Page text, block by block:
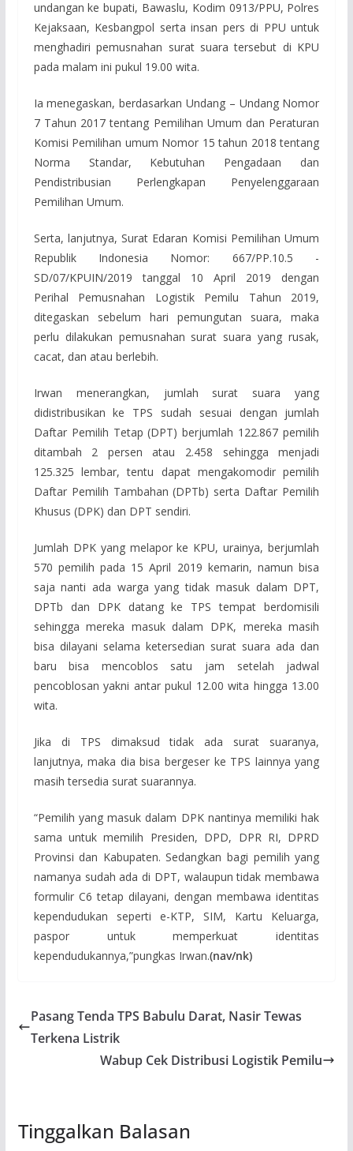
undangan ke bupati, Bawaslu, Kodim 0913/PPU, Polres
Kejaksaan, Kesbangpol serta insan pers di PPU untuk
menghadiri pemusnahan surat suara tersebut di KPU
pada malam ini pukul 19.00 wita.
Ia menegaskan, berdasarkan Undang – Undang Nomor
7 Tahun 2017 tentang Pemilihan Umum dan Peraturan
Komisi Pemilihan umum Nomor 15 tahun 2018 tentang
Norma Standar, Kebutuhan Pengadaan dan
Pendistribusian Perlengkapan Penyelenggaraan
Pemilihan Umum.
Serta, lanjutnya, Surat Edaran Komisi Pemilihan Umum
Republik Indonesia Nomor: 667/PP.10.5 -
SD/07/KPUIN/2019 tanggal 10 April 2019 dengan
Perihal Pemusnahan Logistik Pemilu Tahun 2019,
ditegaskan sebelum hari pemungutan suara, maka
perlu dilakukan pemusnahan surat suara yang rusak,
cacat, dan atau berlebih.
Irwan menerangkan, jumlah surat suara yang
didistribusikan ke TPS sudah sesuai dengan jumlah
Daftar Pemilih Tetap (DPT) berjumlah 122.867 pemilih
ditambah 2 persen atau 2.458 sehingga menjadi
125.325 lembar, tentu dapat mengakomodir pemilih
Daftar Pemilih Tambahan (DPTb) serta Daftar Pemilih
Khusus (DPK) dan DPT sendiri.
Jumlah DPK yang melapor ke KPU, urainya, berjumlah
570 pemilih pada 15 April 2019 kemarin, namun bisa
saja nanti ada warga yang tidak masuk dalam DPT,
DPTb dan DPK datang ke TPS tempat berdomisili
sehingga mereka masuk dalam DPK, mereka masih
bisa dilayani selama ketersedian surat suara ada dan
baru bisa mencoblos satu jam setelah jadwal
pencoblosan yakni antar pukul 12.00 wita hingga 13.00
wita.
Jika di TPS dimaksud tidak ada surat suaranya,
lanjutnya, maka dia bisa bergeser ke TPS lainnya yang
masih tersedia surat suarannya.
“Pemilih yang masuk dalam DPK nantinya memiliki hak
sama untuk memilih Presiden, DPD, DPR RI, DPRD
Provinsi dan Kabupaten. Sedangkan bagi pemilih yang
namanya sudah ada di DPT, walaupun tidak membawa
formulir C6 tetap dilayani, dengan membawa identitas
kependudukan seperti e-KTP, SIM, Kartu Keluarga,
paspor untuk memperkuat identitas
kependudukannya,”pungkas Irwan.(nav/nk)
Pasang Tenda TPS Babulu Darat, Nasir Tewas
Terkena Listrik
Wabup Cek Distribusi Logistik Pemilu
Tinggalkan Balasan